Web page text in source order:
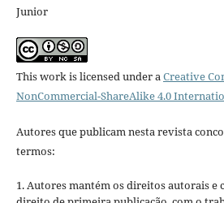
Junior
This work is licensed under aCreative
NonCommercial-ShareAlike 4.0
Autores que publicam nesta revista
termos:
1. Autores mantém os direitos autorais e